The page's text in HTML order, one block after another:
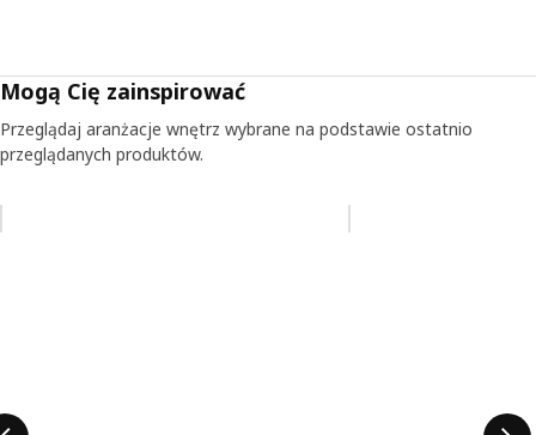
Mogą Cię zainspirować
Przeglądaj aranżacje wnętrz wybrane na podstawie ostatnio
przeglądanych produktów.